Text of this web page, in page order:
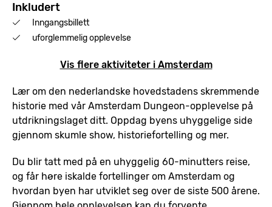
Inkludert
Inngangsbillett
uforglemmelig opplevelse
Vis flere aktiviteter i Amsterdam
Lær om den nederlandske hovedstadens skremmende
historie med vår Amsterdam Dungeon-opplevelse på
utdrikningslaget ditt. Oppdag byens uhyggelige side
gjennom skumle show, historiefortelling og mer.
Du blir tatt med på en uhyggelig 60-minutters reise,
og får høre iskalde fortellinger om Amsterdam og
hvordan byen har utviklet seg over de siste 500 årene.